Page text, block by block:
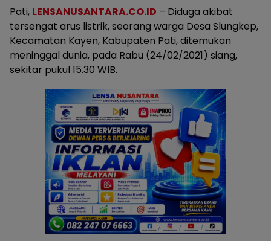
Pati, LENSANUSANTARA.CO.ID – Diduga akibat
tersengat arus listrik, seorang warga Desa Slungkep,
Kecamatan Kayen, Kabupaten Pati, ditemukan
meninggal dunia, pada Rabu (24/02/2021) siang,
sekitar pukul 15.30 WIB.